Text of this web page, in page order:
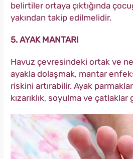
belirtiler ortaya çıktığında
yakından takip edilmelidir.
5. AYAK MANTARI
Havuz çevresindeki ortak ve
ayakla dolaşmak, mantar
riskini artırabilir. Ayak
kızarıklık, soyulma ve çatlaklar